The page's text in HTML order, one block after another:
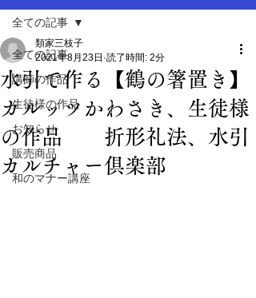
全ての記事
講師の作品
生徒様の作品
お知らせ
販売商品
和のマナー講座
全ての記事
水引で作る【鶴の箸置き】
カルッツかわさき、生徒様
の作品 折形礼法、水引
カルチャー倶楽部
類家三枝子
2021年8月23日 読了時間: 2分